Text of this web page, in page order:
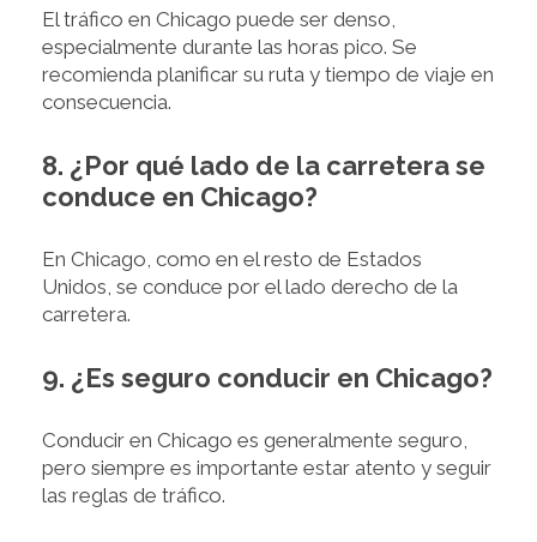
El tráfico en Chicago puede ser denso,
especialmente durante las horas pico. Se
recomienda planificar su ruta y tiempo de viaje en
consecuencia.
8. ¿Por qué lado de la carretera se
conduce en Chicago?
En Chicago, como en el resto de Estados
Unidos, se conduce por el lado derecho de la
carretera.
9. ¿Es seguro conducir en Chicago?
Conducir en Chicago es generalmente seguro,
pero siempre es importante estar atento y seguir
las reglas de tráfico.